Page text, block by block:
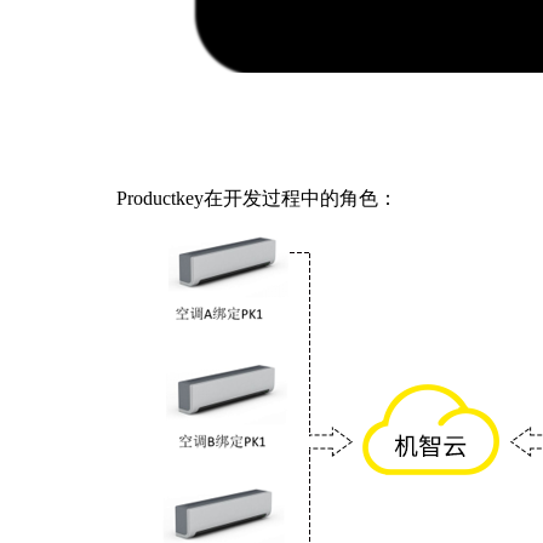
Productkey在开发过程中的角色：